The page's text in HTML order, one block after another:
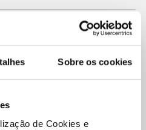
Sobre os cookies
de Cookies e